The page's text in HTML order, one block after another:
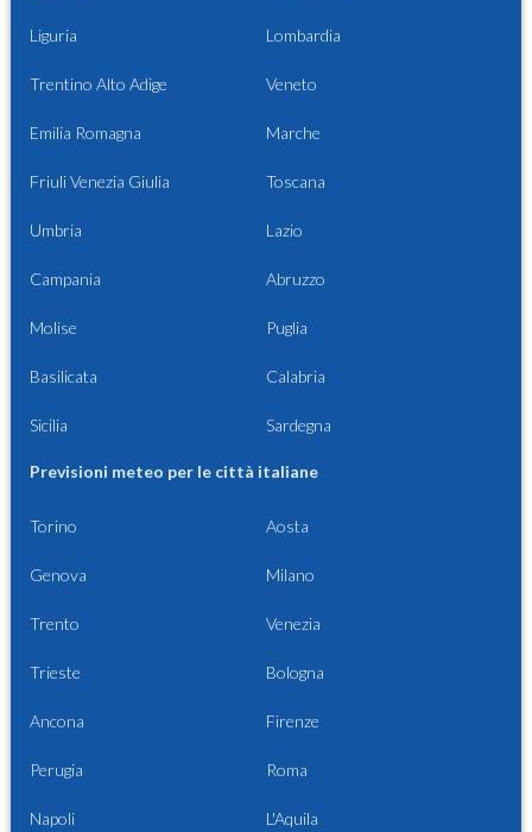
Liguria Lombardia
Trentino Alto Adige Veneto
Emilia Romagna Marche
Friuli Venezia Giulia Toscana
Umbria Lazio
Campania Abruzzo
Molise Puglia
Basilicata Calabria
Sicilia Sardegna
Previsioni meteo per le città italiane
Torino Aosta
Genova Milano
Trento Venezia
Trieste Bologna
Ancona Firenze
Perugia Roma
Napoli L'Aquila